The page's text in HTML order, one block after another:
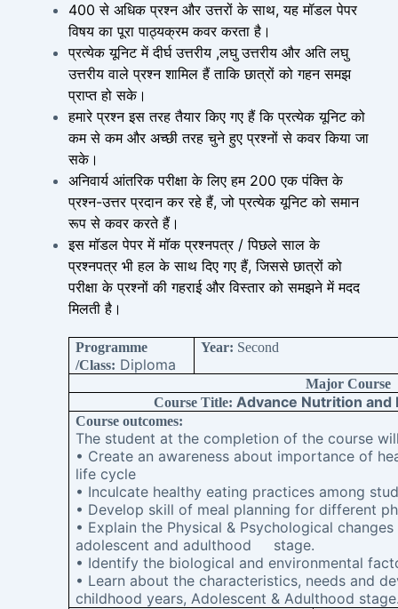
400 से अधिक प्रश्न और उत्तरों के साथ, यह मॉडल पेपर
विषय का पूरा पाठ्यक्रम कवर करता है।
प्रत्येक यूनिट में दीर्घ उत्तरीय ,लघु उत्तरीय और अति लघु
उत्तरीय वाले प्रश्न शामिल हैं ताकि छात्रों को गहन समझ
प्राप्त हो सके।
हमारे प्रश्न इस तरह तैयार किए गए हैं कि प्रत्येक यूनिट को
कम से कम और अच्छी तरह चुने हुए प्रश्नों से कवर किया जा
सके।
अनिवार्य आंतरिक परीक्षा के लिए हम 200 एक पंक्ति के
प्रश्न-उत्तर प्रदान कर रहे हैं, जो प्रत्येक यूनिट को समान
रूप से कवर करते हैं।
इस मॉडल पेपर में मॉक प्रश्नपत्र / पिछले साल के
प्रश्नपत्र भी हल के साथ दिए गए हैं, जिससे छात्रों को
परीक्षा के प्रश्नों की गहराई और विस्तार को समझने में मदद
मिलती है।
Programme
/Class: Diploma
Year: Second
Major Course
Course Title: Advance Nutrition and
Course outcomes:
The student at the completion of the course
• Create an awareness about importance of
life cycle
• Inculcate healthy eating practices among
• Develop skill of meal planning for different
• Explain the Physical & Psychological
adolescent and adulthood stage.
• Identify the biological and environmental
• Learn about the characteristics, needs and
childhood years, Adolescent & Adulthood